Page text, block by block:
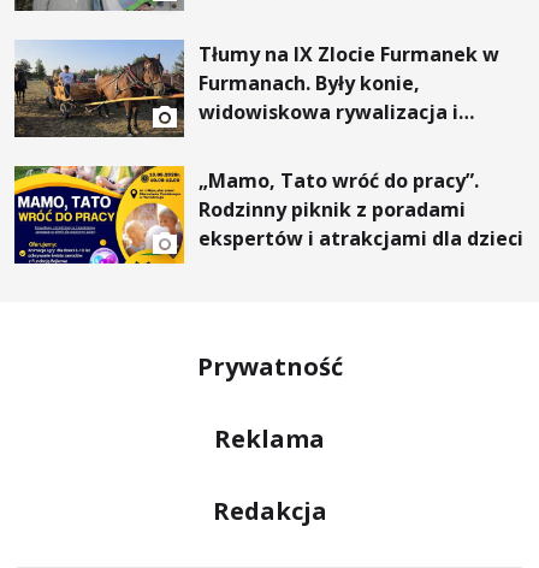
Tłumy na IX Zlocie Furmanek w
Furmanach. Były konie,
widowiskowa rywalizacja i
„Mamo, Tato wróć do pracy”.
Rodzinny piknik z poradami
ekspertów i atrakcjami dla dzieci
Prywatność
Reklama
Redakcja